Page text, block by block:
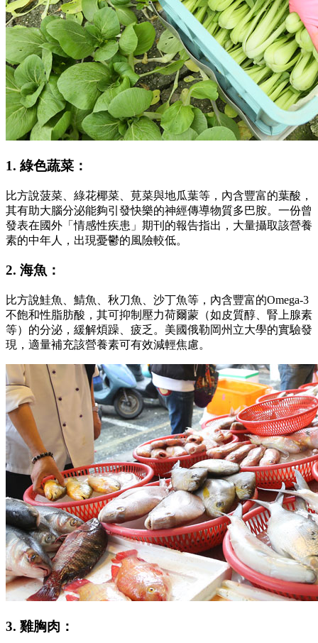
1. 綠色蔬菜：
比方說菠菜、綠花椰菜、莧菜與地瓜葉等，內含豐富的葉酸，
其有助大腦分泌能夠引發快樂的神經傳導物質多巴胺。一份曾
發表在國外「情感性疾患」期刊的報告指出，大量攝取該營養
素的中年人，出現憂鬱的風險較低。
2. 海魚：
比方說鮭魚、鯖魚、秋刀魚、沙丁魚等，內含豐富的Omega-3
不飽和性脂肪酸，其可抑制壓力荷爾蒙（如皮質醇、腎上腺素
等）的分泌，緩解煩躁、疲乏。美國俄勒岡州立大學的實驗發
現，適量補充該營養素可有效減輕焦慮。
3. 雞胸肉：